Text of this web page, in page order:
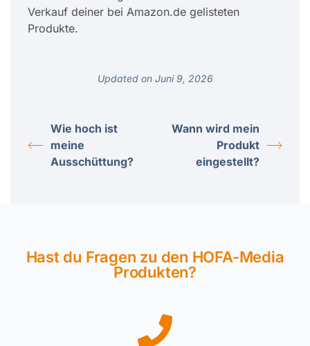
Verkauf deiner bei Amazon.de gelisteten
Produkte.
Updated on Juni 9, 2026
Wie hoch ist
meine
Ausschüttung?
Wann wird mein
Produkt
eingestellt?
Hast du Fragen zu den HOFA-Media
Produkten?